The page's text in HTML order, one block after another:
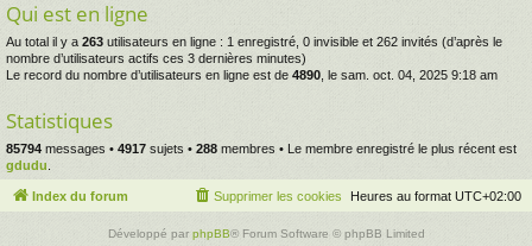
Qui est en ligne
Au total il y a 263 utilisateurs en ligne : 1 enregistré, 0 invisible et 262 invités (d’après le
nombre d’utilisateurs actifs ces 3 dernières minutes)
Le record du nombre d’utilisateurs en ligne est de 4890 , le sam. oct. 04, 2025 9:18 am
Statistiques
85794 messages • 4917 sujets • 288 membres • Le membre enregistré le plus récent est
gdudu
Index du forum Heures au format UTC+02:00
Supprimer les cookies
Développé par phpBB® Forum Software © phpBB Limited